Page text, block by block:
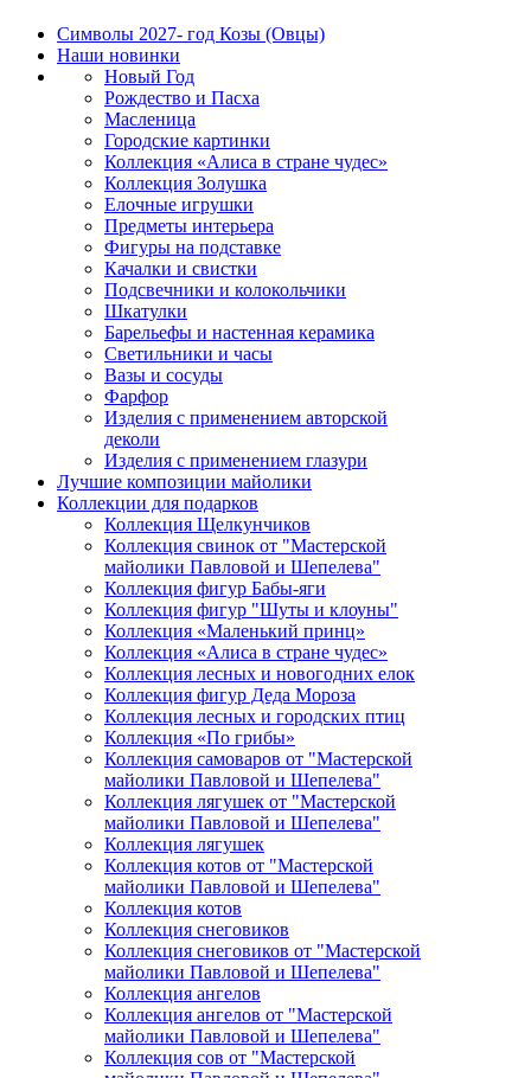
Символы 2027- год Козы (Овцы)
Наши новинки
Новый Год
Рождество и Пасха
Масленица
Городские картинки
Коллекция «Алиса в стране чудес»
Коллекция Золушка
Елочные игрушки
Предметы интерьера
Фигуры на подставке
Качалки и свистки
Подсвечники и колокольчики
Шкатулки
Барельефы и настенная керамика
Светильники и часы
Вазы и сосуды
Фарфор
Изделия с применением авторской
деколи
Изделия с применением глазури
Лучшие композиции майолики
Коллекции для подарков
Коллекция Щелкунчиков
Коллекция свинок от "Мастерской
майолики Павловой и Шепелева"
Коллекция фигур Бабы-яги
Коллекция фигур "Шуты и клоуны"
Коллекция «Маленький принц»
Коллекция «Алиса в стране чудес»
Коллекция лесных и новогодних елок
Коллекция фигур Деда Мороза
Коллекция лесных и городских птиц
Коллекция «По грибы»
Коллекция самоваров от "Мастерской
майолики Павловой и Шепелева"
Коллекция лягушек от "Мастерской
майолики Павловой и Шепелева"
Коллекция лягушек
Коллекция котов от "Мастерской
майолики Павловой и Шепелева"
Коллекция котов
Коллекция снеговиков
Коллекция снеговиков от "Мастерской
майолики Павловой и Шепелева"
Коллекция ангелов
Коллекция ангелов от "Мастерской
майолики Павловой и Шепелева"
Коллекция сов от "Мастерской